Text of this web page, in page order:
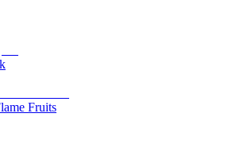
Fruits